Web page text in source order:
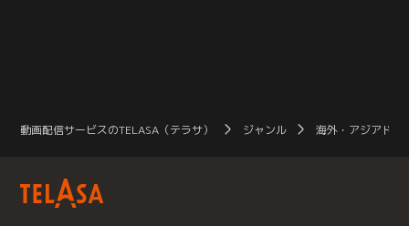
動画配信サービスのTELASA（テラサ） ジャンル 海外・アジアドラ